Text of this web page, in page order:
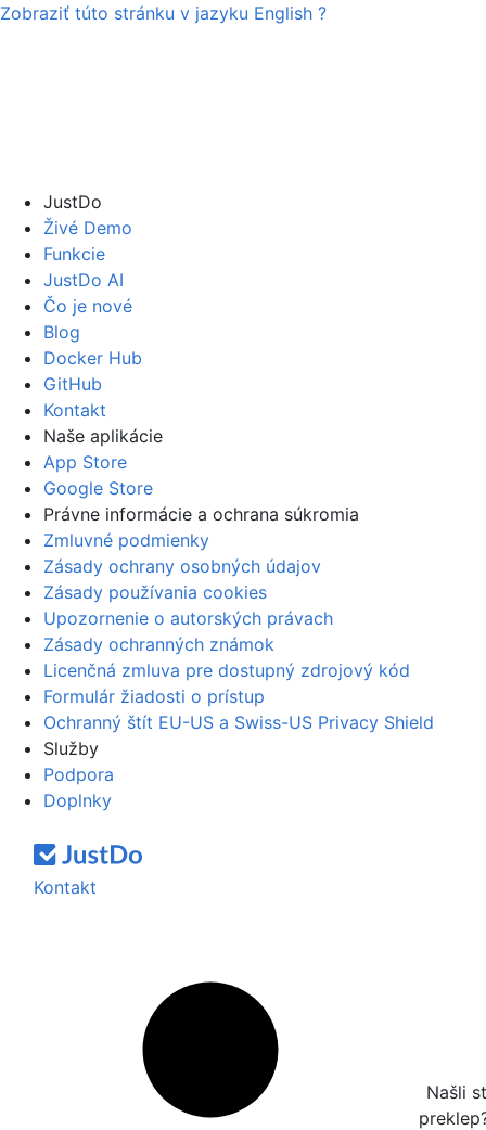
Zobraziť túto stránku v jazyku English ?
JustDo
Živé Demo
Funkcie
JustDo AI
Čo je nové
Blog
Docker Hub
GitHub
Kontakt
Naše aplikácie
App Store
Google Store
Právne informácie a ochrana súkromia
Zmluvné podmienky
Zásady ochrany osobných údajov
Zásady používania cookies
Upozornenie o autorských právach
Zásady ochranných známok
Licenčná zmluva pre dostupný zdrojový kód
Formulár žiadosti o prístup
Ochranný štít EU-US a Swiss-US Privacy Shield
Služby
Podpora
Doplnky
Kontakt
Našli